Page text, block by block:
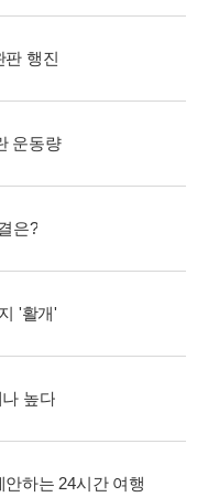
판 행진
운동량
은?
'활개'
높다
하는 24시간 여행